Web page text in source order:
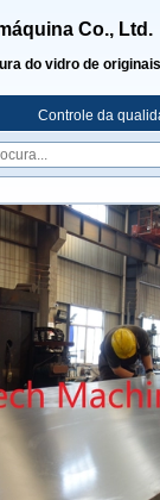
Co., Ltd.
do vidro de
Controle da